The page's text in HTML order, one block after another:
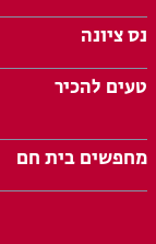
נס ציונה
טעים להכיר
מחפשים בית חם